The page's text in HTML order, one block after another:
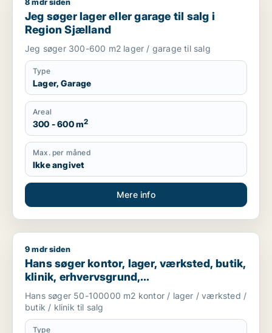
Jeg søger lager eller garage til salg i Region Sjælland
Jeg søger lager eller garage til salg i
Region Sjælland
Jeg søger 300-600 m2 lager / garage til salg
Type
Lager, Garage
Areal
300 - 600 m2
Max. per måned
Ikke angivet
Mere info
Hans søger kontor, lager, værksted, butik, klinik,
9 mdr siden
Hans søger kontor, lager, værksted, butik,
klinik, erhvervsgrund,
boligudlejningsejendom, hotel,
produktionslokaler eller garage til salg i
Region Sjælland
Hans søger 50-100000 m2 kontor / lager / værksted /
butik / klinik til salg
Type